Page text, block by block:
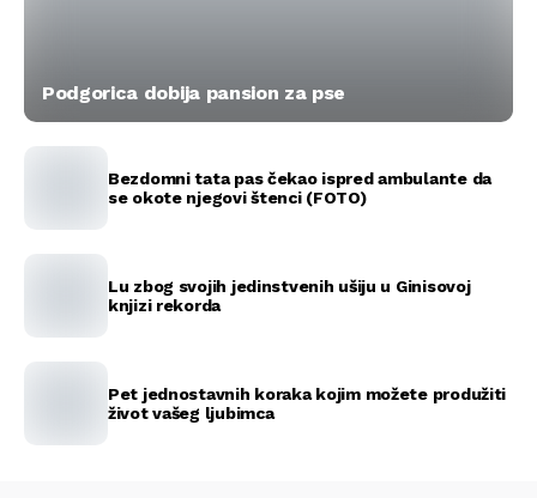
Podgorica dobija pansion za pse
Bezdomni tata pas čekao ispred ambulante da
se okote njegovi štenci (FOTO)
Lu zbog svojih jedinstvenih ušiju u Ginisovoj
knjizi rekorda
Pet jednostavnih koraka kojim možete produžiti
život vašeg ljubimca